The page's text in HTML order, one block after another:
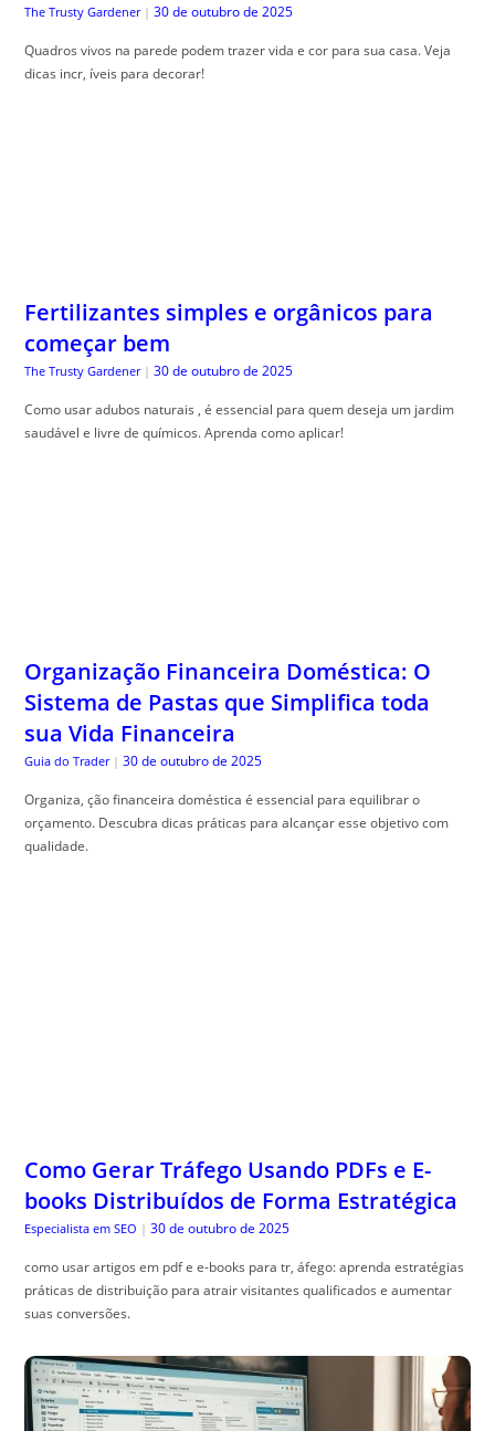
The Trusty Gardener | 30 de outubro de 2025
Quadros vivos na parede podem trazer vida e cor para sua casa. Veja
dicas incr, íveis para decorar!
Fertilizantes simples e orgânicos para
começar bem
The Trusty Gardener | 30 de outubro de 2025
Como usar adubos naturais , é essencial para quem deseja um jardim
saudável e livre de químicos. Aprenda como aplicar!
Organização Financeira Doméstica: O
Sistema de Pastas que Simplifica toda
sua Vida Financeira
Guia do Trader | 30 de outubro de 2025
Organiza, ção financeira doméstica é essencial para equilibrar o
orçamento. Descubra dicas práticas para alcançar esse objetivo com
qualidade.
Como Gerar Tráfego Usando PDFs e E-
books Distribuídos de Forma Estratégica
Especialista em SEO | 30 de outubro de 2025
como usar artigos em pdf e e-books para tr, áfego: aprenda estratégias
práticas de distribuição para atrair visitantes qualificados e aumentar
suas conversões.